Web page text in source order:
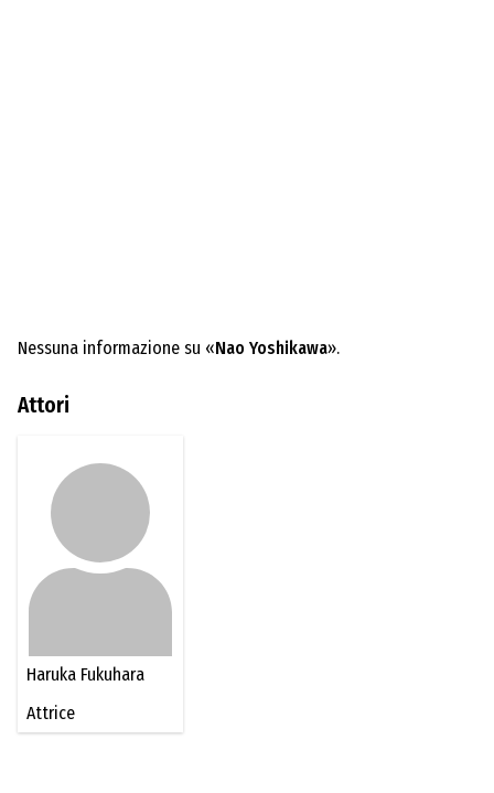
Nessuna informazione su «Nao Yoshikawa».
Attori
Haruka Fukuhara
Attrice